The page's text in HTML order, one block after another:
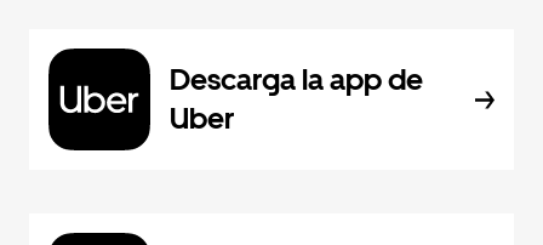
Descarga la app de
Uber